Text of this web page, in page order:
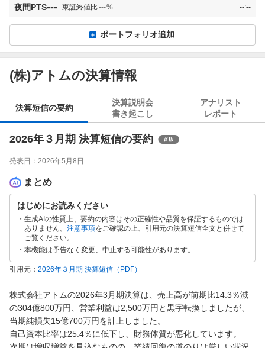
夜間PTS--- 東証終値比---% --:--
ポートフォリオ追加
(株)アトムの決算情報
決算短信の要約
決算説明会
書き起こし
アナリスト
レポート
2026年３月期 決算短信の要約
発表日： 2026年5月8日
まとめ
はじめにお読みください
生成AIの性質上、要約の内容はその正確性や品質を保証するものでは
ありません。 注意事項をご確認の上、引用元の決算短信全文と併せて
ご覧ください。
本機能は予告なく変更、中止する可能性があります。
引用元： 2026年３月期 決算短信 （PDF）
株式会社アトムの2026年3月期決算は、売上高が前期比14.3％減
の304億800万円、営業利益は2,500万円と黒字転換しましたが、
当期純損失15億700万円を計上しました。
自己資本比率は25.4％に低下し、財務体質が悪化しています。